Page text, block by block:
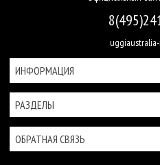
ИНФОРМАЦИЯ
РАЗДЕЛЫ
ОБРАТНАЯ СВЯЗЬ